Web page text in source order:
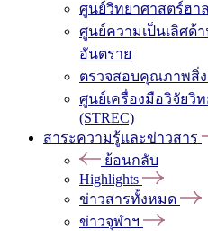
ศูนย์วิทยาศาสตร์ฮา
ศูนย์ความเป็นเลิศด้
อันตราย
ตรวจสอบคุณภาพสิ่
ศูนย์เครื่องมือวิจัยวิ
(STREC)
สาระความรู้และข่าวสาร
ย้อนกลับ
Highlights
ข่าวสารทั้งหมด
ข่าวจุฬาฯ